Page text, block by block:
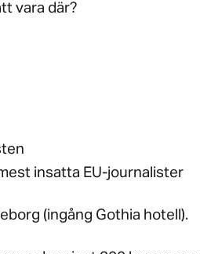
vara där?
insatta EU-journalister
(ingång Gothia hotell).